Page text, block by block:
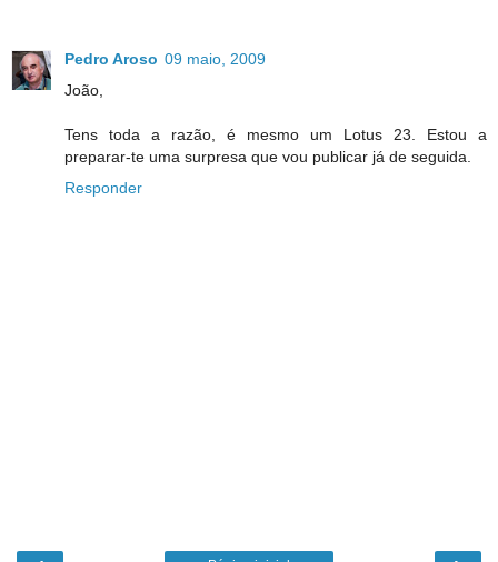
Pedro Aroso 09 maio, 2009
João,
Tens toda a razão, é mesmo um Lotus 23. Estou a
preparar-te uma surpresa que vou publicar já de seguida.
Responder